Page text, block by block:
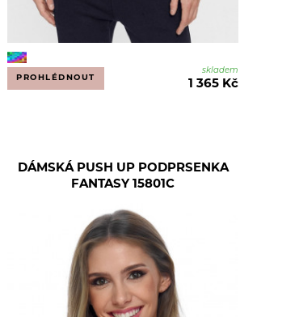
PROHLÉDNOUT
skladem
1 365 Kč
DÁMSKÁ PUSH UP PODPRSENKA
FANTASY 15801C